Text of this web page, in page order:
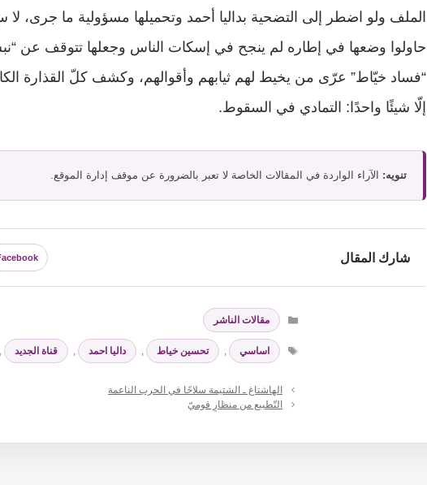
الملف ولو اضطر إلى التضحية بداليا أحمد وتحميلها مسؤولية ما جرى، لا
حاولوا وضعها في إطاره لم ينجح في إسكات الناس وجعلها تتوقف عن
“فساد خيّاط” عرّى من يخيط لهم ثيابهم وأقوالهم، وكشف كلّ القذارة
إلّا شيئًا واحدًا: التمادي في السقوط.
تنويه: الآراء الواردة في المقالات الخاصة لا تعبر بالضرورة عن موقف إدارة الموقع.
شارك المقال
التصنيفات
مقالات الناشر
الوسوم
اساسي , تحسين خياط , داليا احمد , قناة الجديد ,
الهاشتاغ ـ الشتيمة سلاحًا في الحرب الناعمة
التّطبيع من منظارٍ قوميّ